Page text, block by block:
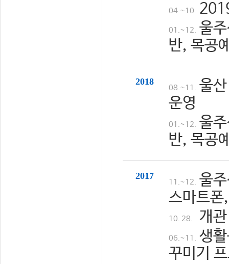
04.~10.
01.~12. 울
반, 목공
2018
08.~11. 울
운영
01.~12. 울
반, 목공
2017
11.~12. 울
스마트
10. 28. 개
06.~11. 생
꾸미기